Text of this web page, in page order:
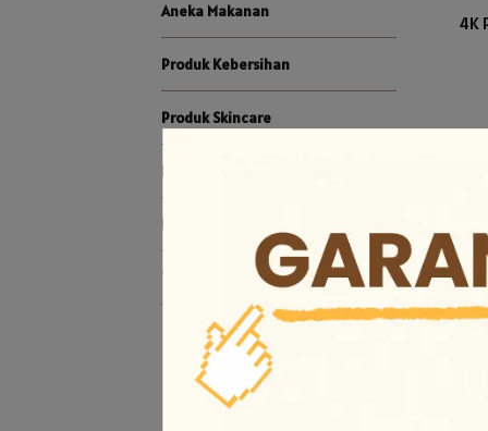
Aneka Makanan
Produk Kebersihan
Produk Skincare
Produk make up
Kategori Produk
Tentang kami
4K